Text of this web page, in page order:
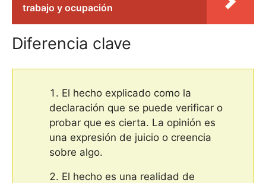
trabajo y ocupación
Diferencia clave
El hecho explicado como la
declaración que se puede verificar o
probar que es cierta. La opinión es
una expresión de juicio o creencia
sobre algo.
El hecho es una realidad de